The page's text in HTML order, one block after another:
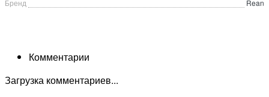
Бренд Rean
Комментарии
Загрузка комментариев...